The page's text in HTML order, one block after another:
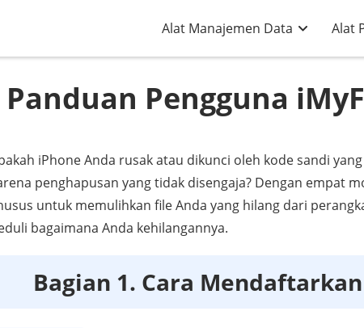
Alat Manajemen Data Alat
Panduan Pengguna
iPhone Anda rusak atau dikunci oleh kode sandi
penghapusan yang tidak disengaja? Dengan empat
untuk memulihkan file Anda yang hilang dari
bagaimana Anda kehilangannya.
Bagian 1. Cara